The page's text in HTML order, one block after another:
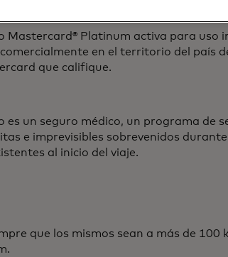
viajen juntos o por separado.
Platinum activa para uso
en el territorio del país
que califique.
un seguro médico, un programa de
e imprevisibles sobrevenidos
al inicio del viaje.
que los mismos sean a más de